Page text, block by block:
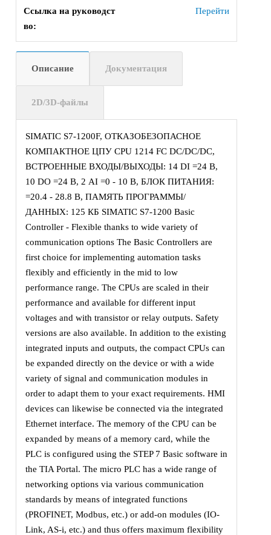
Ссылка на руководст
во:
Перейти
Описание Документация
2D/3D-файлы
SIMATIC S7-1200F, ОТКАЗОБЕЗОПАСНОЕ
КОМПАКТНОЕ ЦПУ CPU 1214 FC DC/DC/DC,
ВСТРОЕННЫЕ ВХОДЫ/ВЫХОДЫ: 14 DI =24 В,
10 DO =24 В, 2 AI =0 - 10 В, БЛОК ПИТАНИЯ:
=20.4 - 28.8 В, ПАМЯТЬ ПРОГРАММЫ/
ДАННЫХ: 125 КБ SIMATIC S7-1200 Basic
Controller - Flexible thanks to wide variety of
communication options The Basic Controllers are
first choice for implementing automation tasks
flexibly and efficiently in the mid to low
performance range. The CPUs are scaled in their
performance and available for different input
voltages and with transistor or relay outputs. Safety
versions are also available. In addition to the existing
integrated inputs and outputs, the compact CPUs can
be expanded directly on the device or with a wide
variety of signal and communication modules in
order to adapt them to your exact requirements. HMI
devices can likewise be connected via the integrated
Ethernet interface. The memory of the CPU can be
expanded by means of a memory card, while the
PLC is configured using the STEP 7 Basic software in
the TIA Portal. The micro PLC has a wide range of
networking options via various communication
standards by means of integrated functions
(PROFINET, Modbus, etc.) or add-on modules (IO-
Link, AS-i, etc.) and thus offers maximum flexibility